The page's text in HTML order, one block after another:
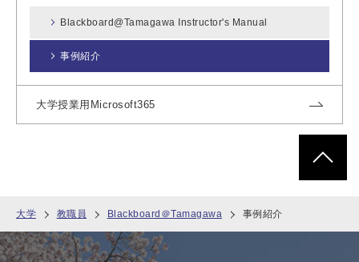
大学 教職員 Blackboard＠Tamagawa 事例紹介
Blackboard@Tamagawa Instructor's Manual
事例紹介
大学授業用Microsoft365